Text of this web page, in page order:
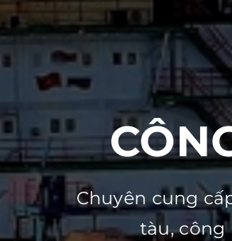
Chuyên cung
tàu, công